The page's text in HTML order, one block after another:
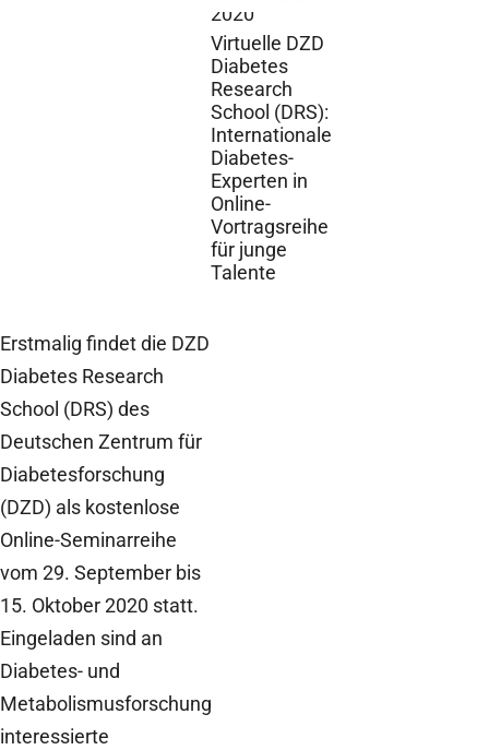
2020
Virtuelle DZD
Diabetes
Research
School (DRS):
Internationale
Diabetes-
Experten in
Online-
Vortragsreihe
für junge
Talente
Erstmalig findet die DZD
Diabetes Research
School (DRS) des
Deutschen Zentrum für
Diabetesforschung
(DZD) als kostenlose
Online-Seminarreihe
vom 29. September bis
15. Oktober 2020 statt.
Eingeladen sind an
Diabetes- und
Metabolismusforschung
interessierte